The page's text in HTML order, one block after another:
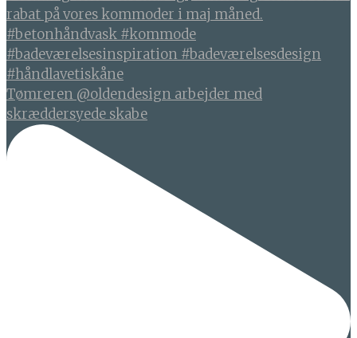
Tømreren @oldendesign arbejder med
skræddersyede skabe